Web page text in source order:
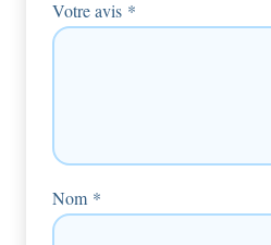
Votre avis *
Nom *